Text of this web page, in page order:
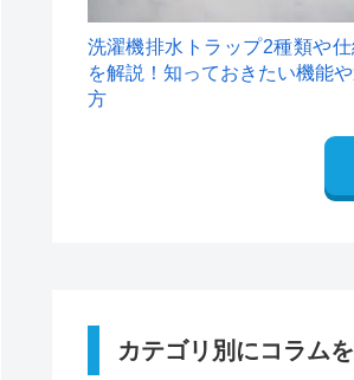
洗濯機排水トラップ2種類や
を解説！知っておきたい機能
方
カテゴリ別にコラム